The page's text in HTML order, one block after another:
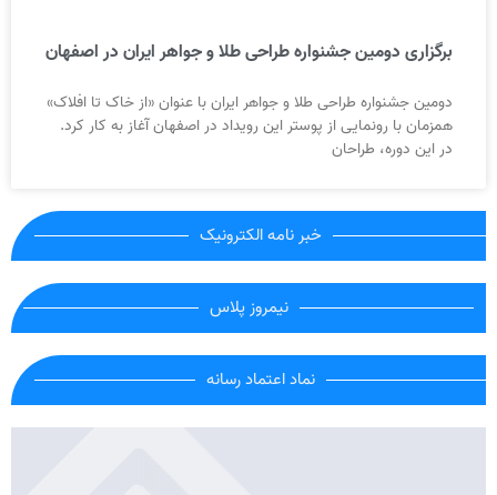
برگزاری دومین جشنواره طراحی طلا و جواهر ایران در اصفهان
دومین جشنواره طراحی طلا و جواهر ایران با عنوان «از خاک تا افلاک»
همزمان با رونمایی از پوستر این رویداد در اصفهان آغاز به کار کرد.
در این دوره، طراحان
خبر نامه الکترونیک
نیمروز پلاس
نماد اعتماد رسانه